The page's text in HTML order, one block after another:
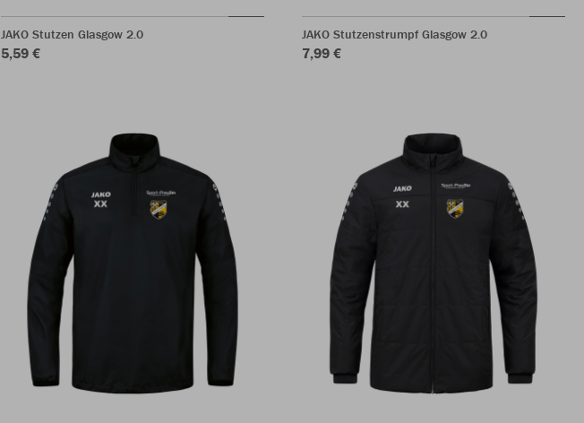
JAKO Stutzen Glasgow 2.0
5,59 €
JAKO Stutzenstrumpf Glasgow 2.0
7,99 €